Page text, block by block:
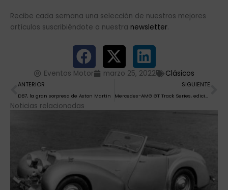
Recibe cada semana una selección de nuestros mejores
artículos suscribiéndote a nuestra newsletter.
Eventos Motor marzo 25, 2022 Clásicos
Ant
ANTERIOR
DB7, la gran sorpresa de Aston Martin
SIGUIENTE
Noticias relacionadas